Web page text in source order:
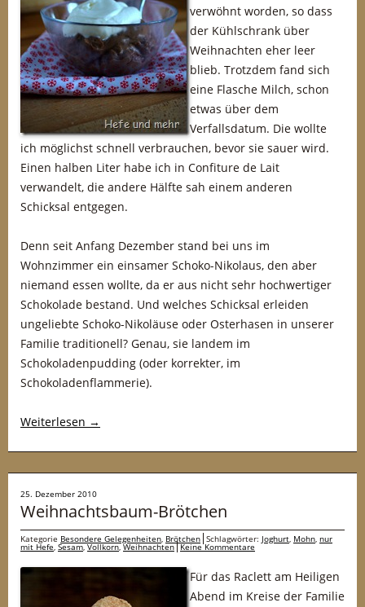
verwöhnt worden, so dass
der Kühlschrank über
Weihnachten eher leer
blieb. Trotzdem fand sich
eine Flasche Milch, schon
etwas über dem
Verfallsdatum. Die wollte
ich möglichst schnell verbrauchen, bevor sie sauer wird.
Einen halben Liter habe ich in Confiture de Lait
verwandelt, die andere Hälfte sah einem anderen
Schicksal entgegen.
Denn seit Anfang Dezember stand bei uns im
Wohnzimmer ein einsamer Schoko-Nikolaus, den aber
niemand essen wollte, da er aus nicht sehr hochwertiger
Schokolade bestand. Und welches Schicksal erleiden
ungeliebte Schoko-Nikoläuse oder Osterhasen in unserer
Familie traditionell? Genau, sie landem im
Schokoladenpudding (oder korrekter, im
Schokoladenflammerie).
Weiterlesen →
25. Dezember 2010
Weihnachtsbaum-Brötchen
Kategorie Besondere Gelegenheiten, Brötchen Schlagwörter: Joghurt, Mohn, nur
mit Hefe, Sesam,Vollkorn,Weihnachten Keine Kommentare
Für das Raclett am Heiligen
Abend im Kreise der Familie